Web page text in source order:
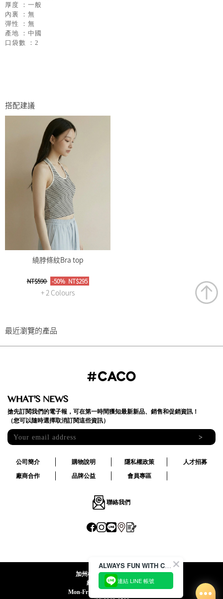
厚度 ：一般
內裏 ：無
彈性 ：無
產地 ：中國
口袋數 ：2
搭配建議
繞脖條紋Bra top
NT$590 -50% NT$295
+ 2 Colours
最近瀏覽的產品
WHAT'S NEWS
搶先訂閱我們的電子報，可在第一時間獲知最新新品、銷售和促銷資訊！
（您可以隨時選擇取消訂閱這些資訊）
>
公司簡介 購物說明 隱私權政策
人才招募
廠商合作
品牌公益 會員專區
聯絡我們
加州椰子國際股份有限公司
統一編號:24492069
Mon-Fri 09:00-12:30 / 13:30-18:00
ALWAYS FUN WITH CACO !
連結 LINE 帳號